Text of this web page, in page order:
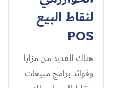
لنقاط البيع
POS
هناك العديد من مزايا
وفوائد برامج مبيعات